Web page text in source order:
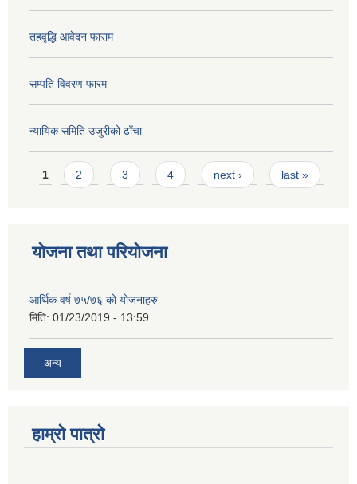
तहवृद्धि आवेदन फाराम
सम्पति विवरण फारम
न्यायिक समिति उजुरीको ढाँचा
Pages
1 2 3 4 next › last »
योजना तथा परियोजना
आर्थिक वर्ष ७५/७६ को योजनाहरु
मिति: 01/23/2019 - 13:59
अन्य
हाम्रो पात्रो